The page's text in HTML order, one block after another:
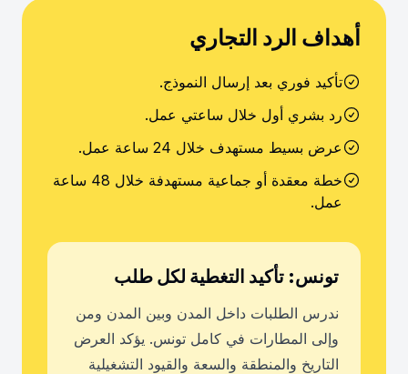
أهداف الرد التجاري
تأكيد فوري بعد إرسال النموذج.
رد بشري أول خلال ساعتي عمل.
عرض بسيط مستهدف خلال 24 ساعة عمل.
خطة معقدة أو جماعية مستهدفة خلال 48 ساعة
عمل.
تونس: تأكيد التغطية لكل طلب
ندرس الطلبات داخل المدن وبين المدن ومن
وإلى المطارات في كامل تونس. يؤكد العرض
التاريخ والمنطقة والسعة والقيود التشغيلية